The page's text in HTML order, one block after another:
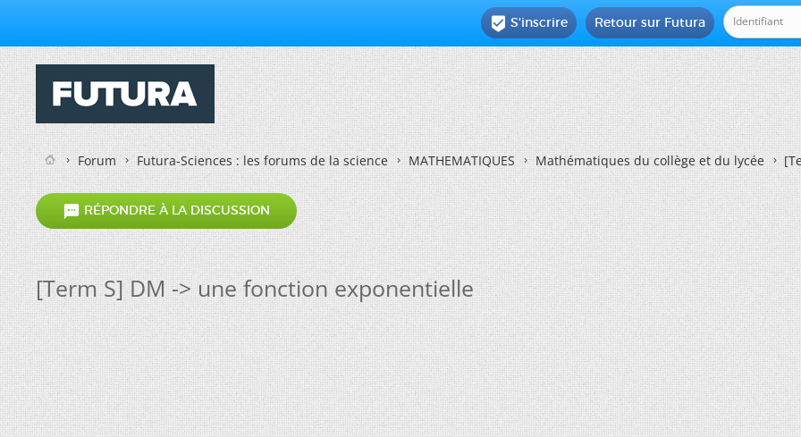
Retour sur Futura
 S'inscrire
Forum Futura-Sciences : les forums de la science MATHEMATIQUES Mathématiques du collège et du lycée
 RÉPONDRE À LA DISCUSSION
[Term S] DM -> une fonction exponentielle